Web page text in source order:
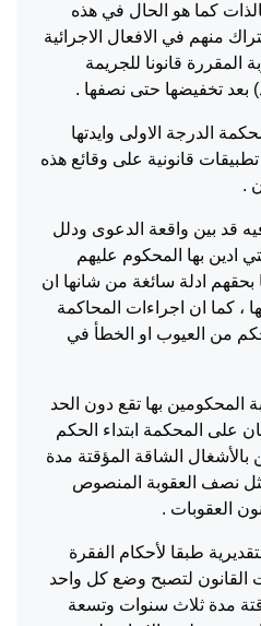
كما هو الحال في هذه
منهم في الافعال الاجرائية
المقررة قانونا للجريمة
بعد تخفيضها حتى نصفها .
الدرجة الاولى وايدتها
قانونية على وقائع هذه
.
قد بين واقعة الدعوى ودلل
ادين بها المحكوم عليهم
بحقهم ادلة سائغة من شانها ان
، كما ان اجراءات المحاكمة
من العيوب او الخطأ في
المحكومين بها تقع دون الحد
على المحكمة ابتداء الحكم
الشاقة المؤقتة مدة
نصف العقوبة المنصوص
طبقا لأحكام الفقرة
المادة 99 من ذات القانون لتصبح وضع كل واحد
مدة ثلاث سنوات وتسعة